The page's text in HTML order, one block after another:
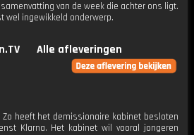
van de week die achter ons ligt.
wel ingewikkeld onderwerp.
Alle afleveringen
heeft het demissionaire kabinet besloten
Klarna. Het kabinet wil vooral jongeren